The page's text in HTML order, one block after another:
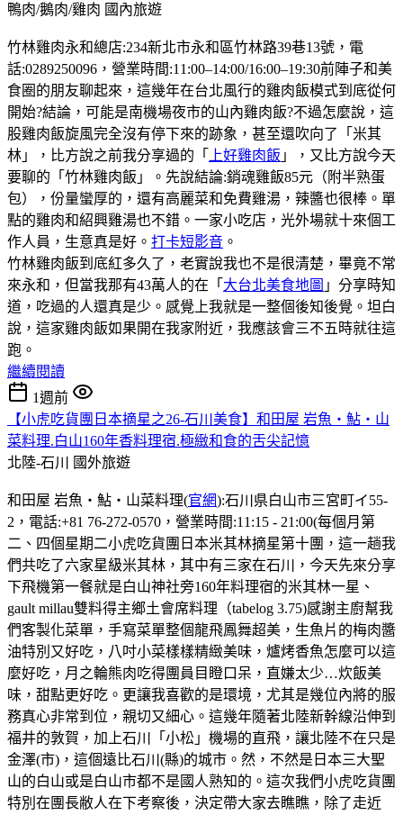
鴨肉/鵝肉/雞肉 國內旅遊
竹林雞肉永和總店:234新北市永和區竹林路39巷13號，電
話:0289250096，營業時間:11:00–14:00/16:00–19:30前陣子和美
食圈的朋友聊起來，這幾年在台北風行的雞肉飯模式到底從何
開始?結論，可能是南機場夜市的山內雞肉飯?不過怎麼說，這
股雞肉飯旋風完全沒有停下來的跡象，甚至還吹向了「米其
林」，比方說之前我分享過的「
上好雞肉飯 」，又比方說今天
要聊的「竹林雞肉飯」。先說結論:銷魂雞飯85元（附半熟蛋
包），份量蠻厚的，還有高麗菜和免費雞湯，辣醬也很棒。單
點的雞肉和紹興雞湯也不錯。一家小吃店，光外場就十來個工
作人員，生意真是好。 打卡短影音 。
竹林雞肉飯到底紅多久了，老實說我也不是很清楚，畢竟不常
來永和，但當我那有43萬人的在「 大台北美食地圖 」分享時知
道，吃過的人還真是少。感覺上我就是一整個後知後覺。坦白
說，這家雞肉飯如果開在我家附近，我應該會三不五時就往這
跑。
繼續閱讀
1週前
【小虎吃貨團日本摘星之26-石川美食】和田屋 岩魚・鮎・山
菜料理.白山160年香料理宿.極緻和食的舌尖記憶
北陸-石川
國外旅遊
和田屋 岩魚・鮎・山菜料理(官網):石川県白山市三宮町イ55-
2，電話:+81 76-272-0570，營業時間:11:15 - 21:00(每個月第
二、四個星期二小虎吃貨團日本米其林摘星第十團，這一趟我
們共吃了六家星級米其林，其中有三家在石川，今天先來分享
下飛機第一餐就是白山神社旁160年料理宿的米其林一星、
gault millau雙料得主鄉土會席料理（tabelog 3.75)感謝主廚幫我
們客製化菜單，手寫菜單整個龍飛鳳舞超美，生魚片的梅肉醬
油特別又好吃，八吋小菜樣樣精緻美味，爐烤香魚怎麼可以這
麼好吃，月之輪熊肉吃得團員目瞪口呆，直嫌太少…炊飯美
味，甜點更好吃。更讓我喜歡的是環境，尤其是幾位內將的服
務真心非常到位，親切又細心。這幾年隨著北陸新幹線沿伸到
福井的敦賀，加上石川「小松」機場的直飛，讓北陸不在只是
金澤(市)，這個遠比石川(縣)的城市。然，不然是日本三大聖
山的白山或是白山市都不是國人熟知的。這次我們小虎吃貨團
特別在團長敝人在下考察後，決定帶大家去瞧瞧，除了走近